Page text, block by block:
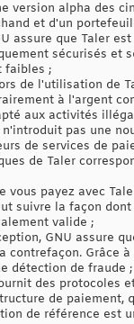
version alpha des
et d'un
assure que Taler
sécurisés et
faibles ;
de l'utilisation de
à l'argent
aux activités
n'introduit pas une
de services de
de Taler
vous payez avec
suivre la façon
valide ;
GNU assure
contrefaçon. Grâce
détection de fraude ;
des protocoles
de paiement,
de référence est